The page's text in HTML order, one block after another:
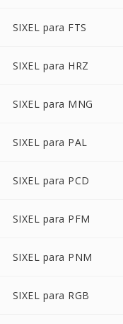
SIXEL para FTS
SIXEL para HRZ
SIXEL para MNG
SIXEL para PAL
SIXEL para PCD
SIXEL para PFM
SIXEL para PNM
SIXEL para RGB